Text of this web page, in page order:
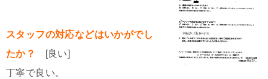
スタッフの対応などはいかがでし
たか？
[良い]
丁寧で良い。